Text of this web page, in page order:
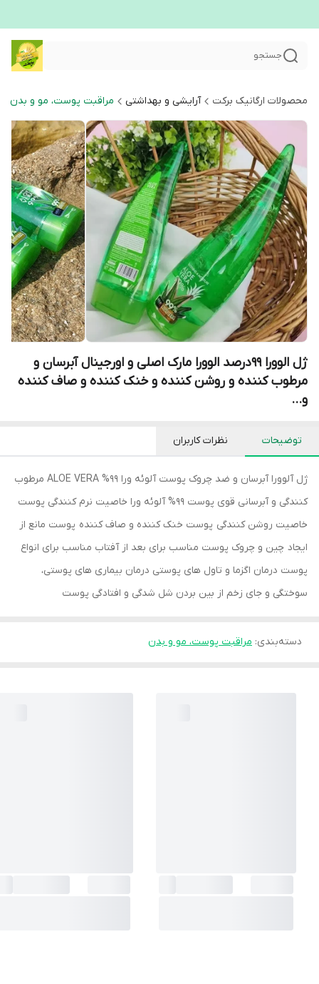
جستجو
محصولات ارگانیک برکت آرایشی و بهداشتی مراقبت پوست، مو و بدن
ژل الوورا 99درصد الوورا مارک اصلی و اورجینال آبرسان و
مرطوب کننده و روشن کننده و خنک کننده و صاف کننده
و...
توضیحات نظرات کاربران
ژل آلوورا آبرسان و ضد چروک پوست آلوئه ورا 99% ALOE VERA مرطوب
کنندگی و آبرسانی قوی پوست ۹۹% آلوئه ورا خاصیت نرم کنندگی پوست
خاصیت روشن کنندگی پوست خنک کننده و صاف کننده پوست مانع از
ایجاد چین و چروک پوست مناسب برای بعد از آفتاب مناسب برای انواع
پوست درمان اگزما و تاول های پوستی درمان بیماری های پوستی،
سوختگی و جای زخم از بین بردن شل شدگی و افتادگی پوست
دسته‌بندی: مراقبت پوست، مو و بدن